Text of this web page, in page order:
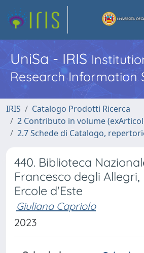
UniSa - IRIS
Research Information
IRIS
Catalogo Prodotti Ricerca
2 Contributo in volume
2.7 Schede di Catalogo,
440. Biblioteca
Francesco degli Allegri,
Ercole d'Este
Giuliana Capriolo
2023